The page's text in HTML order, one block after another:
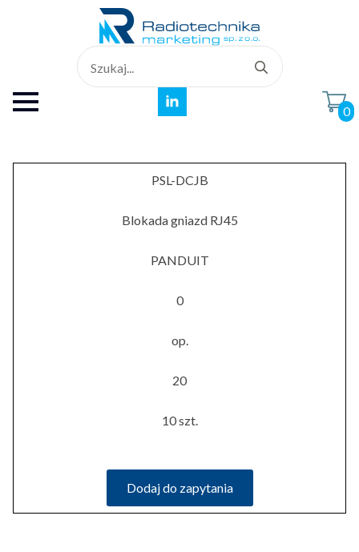
for:
0
PSL-DCJB
Blokada gniazd RJ45
PANDUIT
0
op.
20
10 szt.
Dodaj do zapytania